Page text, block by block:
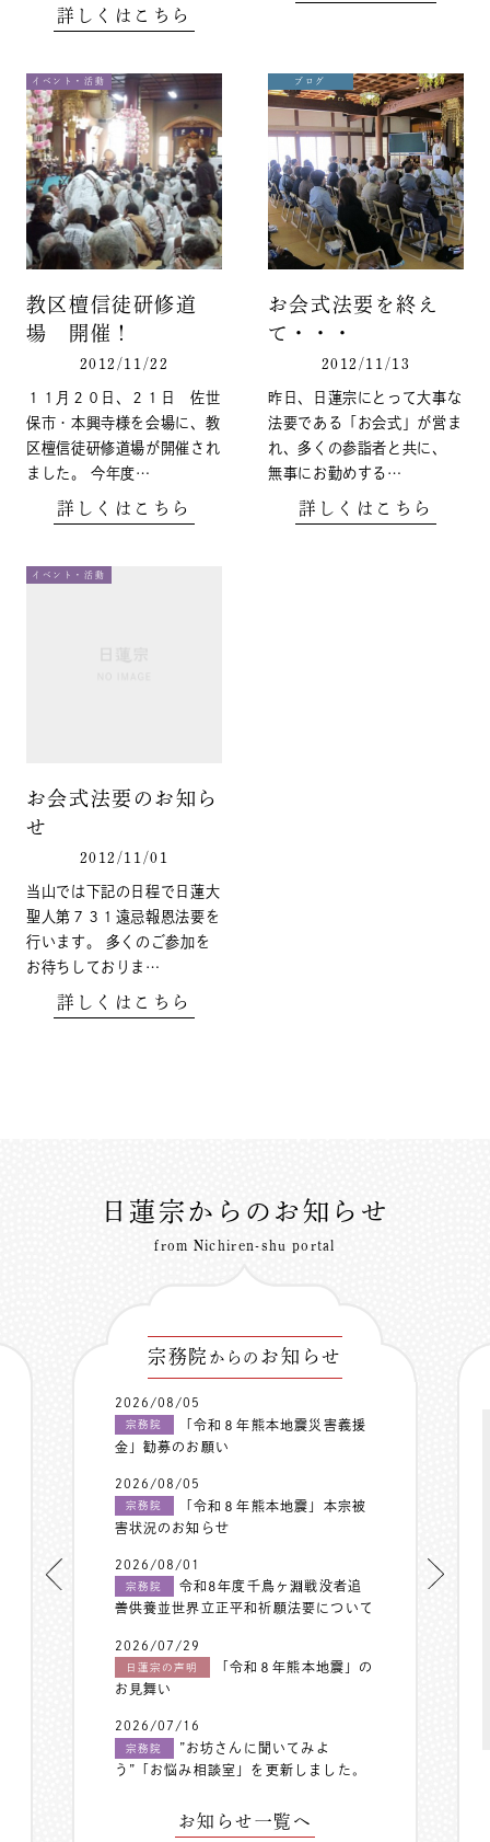
詳しくはこちら
イベント・活動
教区檀信徒研修道
場 開催！
2012/11/22
１１月２０日、２１日 佐世
保市・本興寺様を会場に、教
区檀信徒研修道場が開催され
ました。 今年度…
詳しくはこちら
ブログ
お会式法要を終え
て・・・
2012/11/13
昨日、日蓮宗にとって大事な
法要である「お会式」が営ま
れ、多くの参詣者と共に、
無事にお勤めする…
詳しくはこちら
イベント・活動
お会式法要のお知ら
せ
2012/11/01
当山では下記の日程で日蓮大
聖人第７３１遠忌報恩法要を
行います。 多くのご参加を
お待ちしておりま…
詳しくはこちら
日蓮宗からのお知らせ
from Nichiren-shu portal
宗務院 からの お知らせ
2026/08/05
宗務院
「令和８年熊本地震災害義援
金」勧募のお願い
2026/08/05
宗務院
「令和８年熊本地震」本宗被
害状況のお知らせ
2026/08/01
宗務院
令和8年度千鳥ヶ淵戦没者追
善供養並世界立正平和祈願法要について
2026/07/29
日蓮宗の声明
「令和８年熊本地震」の
お見舞い
2026/07/16
宗務院
”お坊さんに聞いてみよ
う”「お悩み相談室」を更新しました。
お知らせ一覧へ